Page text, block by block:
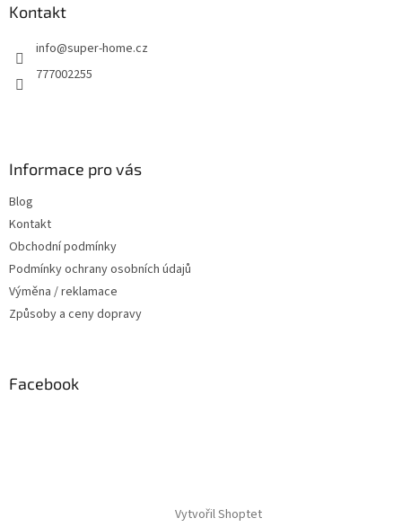
Kontakt
info@super-home.cz
777002255
Informace pro vás
Blog
Kontakt
Obchodní podmínky
Podmínky ochrany osobních údajů
Výměna / reklamace
Způsoby a ceny dopravy
Facebook
Vytvořil Shoptet